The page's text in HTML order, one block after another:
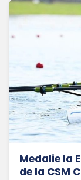
Medalie la
de la CSM